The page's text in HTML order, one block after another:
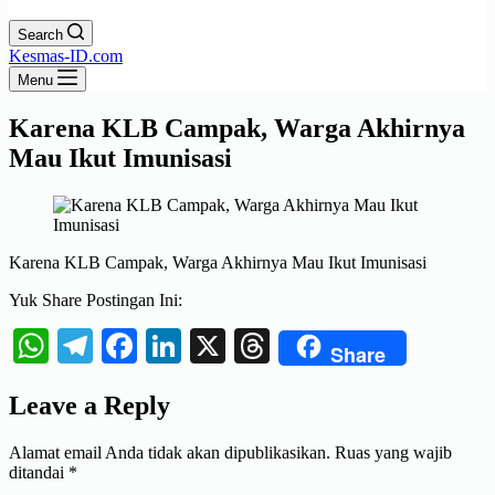
Search
Kesmas-ID.com
Menu
Karena KLB Campak, Warga Akhirnya
Mau Ikut Imunisasi
Karena KLB Campak, Warga Akhirnya Mau Ikut Imunisasi
Yuk Share Postingan Ini:
WhatsApp
Telegram
Facebook
LinkedIn
X Threads
Share
Leave a Reply
Alamat email Anda tidak akan dipublikasikan. Ruas yang wajib
ditandai *